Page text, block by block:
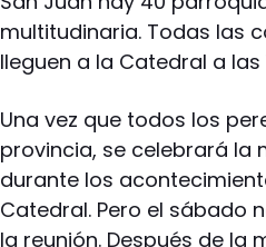
multitudinaria. Todas las
lleguen a la Catedral a las
Una vez que todos los
provincia, se celebrará la
durante los
Catedral. Pero el sábado
la reunión. Después de